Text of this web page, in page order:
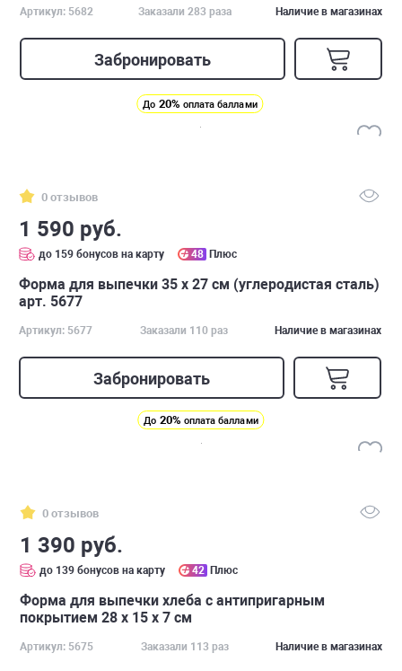
Артикул: 5682 Заказали 283 раза Наличие в магазинах
Забронировать
До 20% оплата баллами
0 отзывов
1 590 руб.
до 159 бонусов на карту 48 Плюс
Форма для выпечки 35 х 27 см (углеродистая сталь)
арт. 5677
Артикул: 5677 Заказали 110 раз Наличие в магазинах
Забронировать
До 20% оплата баллами
0 отзывов
1 390 руб.
до 139 бонусов на карту 42 Плюс
Форма для выпечки хлеба с антипригарным
покрытием 28 x 15 x 7 см
Артикул: 5675 Заказали 113 раз Наличие в магазинах